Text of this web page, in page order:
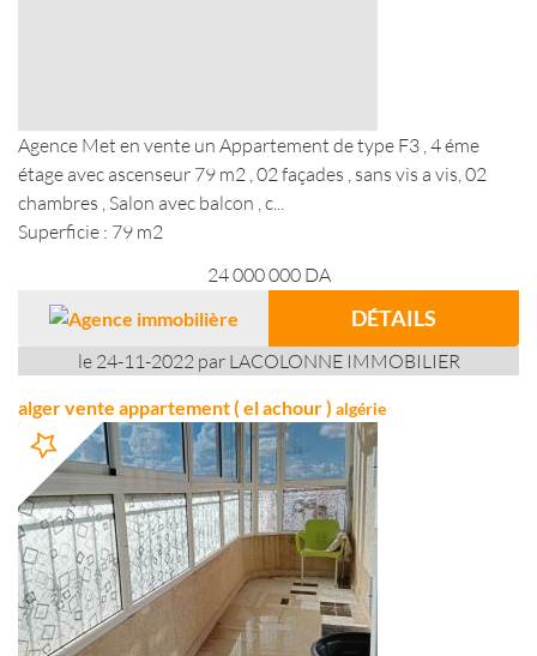
Agence Met en vente un Appartement de type F3 , 4 éme
étage avec ascenseur 79 m2 , 02 façades , sans vis a vis, 02
chambres , Salon avec balcon , c...
Superficie : 79 m2
24 000 000 DA
DÉTAILS
le 24-11-2022 par LACOLONNE IMMOBILIER
alger vente appartement ( el achour ) algérie